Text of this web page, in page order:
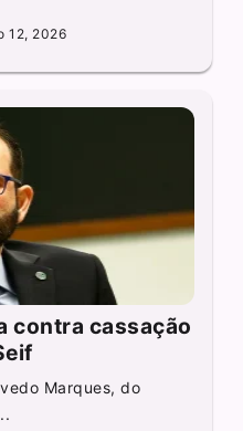
12, 2026
contra cassação
Marques, do